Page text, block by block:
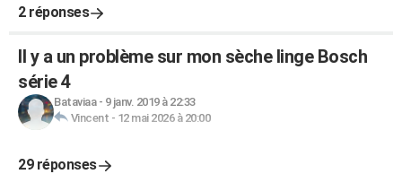
2 réponses
Il y a un problème sur mon sèche linge Bosch
série 4
Bataviaa- 9 janv. 2019 à 22:33
Vincent - 12 mai 2026 à 20:00
29 réponses